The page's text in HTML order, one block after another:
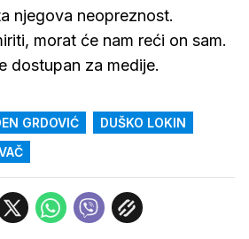
njegova neopreznost.
morat će nam reći on sam.
dostupan za medije.
GRDOVIĆ
DUŠKO LOKIN